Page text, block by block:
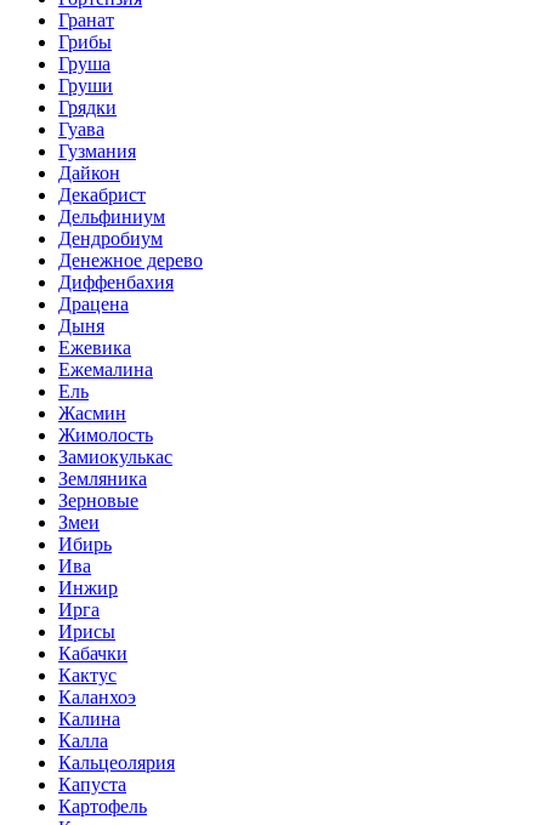
Гранат
Грибы
Груша
Груши
Грядки
Гуава
Гузмания
Дайкон
Декабрист
Дельфиниум
Дендробиум
Денежное дерево
Диффенбахия
Драцена
Дыня
Ежевика
Ежемалина
Ель
Жасмин
Жимолость
Замиокулькас
Земляника
Зерновые
Змеи
Ибирь
Ива
Инжир
Ирга
Ирисы
Кабачки
Кактус
Каланхоэ
Калина
Калла
Кальцеолярия
Капуста
Картофель